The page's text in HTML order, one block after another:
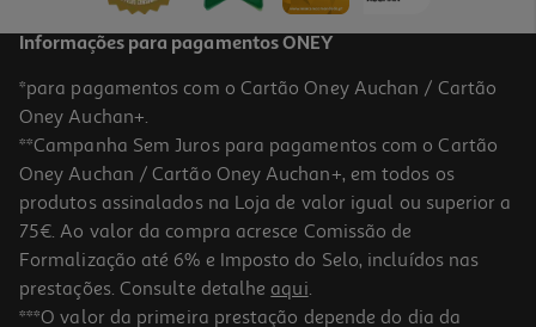
Informações para pagamentos ONEY
*para pagamentos com o Cartão Oney Auchan / Cartão
Oney Auchan+.
**Campanha Sem Juros para pagamentos com o Cartão
Oney Auchan / Cartão Oney Auchan+, em todos os
produtos assinalados na Loja de valor igual ou superior a
75€. Ao valor da compra acresce Comissão de
Formalização até 6% e Imposto do Selo, incluídos nas
prestações. Consulte detalhe aqui.
***O valor da primeira prestação depende do dia da